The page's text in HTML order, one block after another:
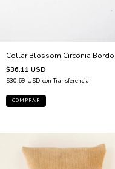
Collar Blossom Circonia Bordo
$36.11 USD
$30.69 USD con Transferencia